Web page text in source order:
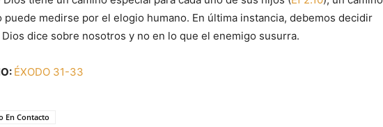
puede medirse por el elogio humano. En última instancia, debemos decidir
dice sobre nosotros y no en lo que el enemigo susurra.
ÉXODO 31-33
En Contacto